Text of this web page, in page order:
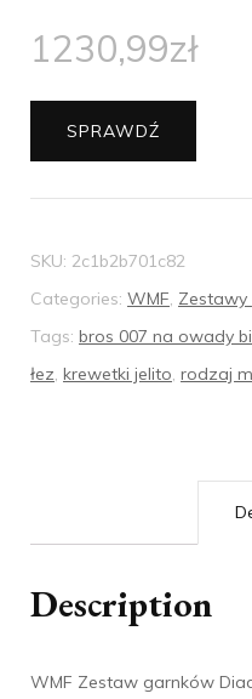
1230,99zł
SPRAWDŹ
SKU: 2c1b2b701c82
Categories: WMF
Tags: bros 007 na owady
łez krewetki jelito rodzaj
Description
WMF Zestaw garnków